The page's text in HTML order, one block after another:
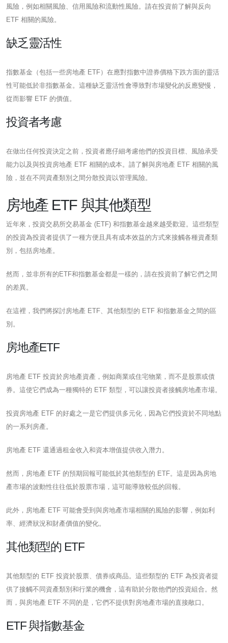
風險，例如相關風險、信用風險和流動性風險。請在投資前了解與反向
ETF 相關的風險。
缺乏靈活性
指數基金（包括一些房地產 ETF）在應對指數中證券價格下跌方面的靈活
性可能低於非指數基金。這種缺乏靈活性會導致對市場變化的反應變慢，
從而影響 ETF 的價值。
投資者考慮
在做出任何投資決定之前，投資者應仔細考慮他們的投資目標、風險承受
能力以及與投資房地產 ETF 相關的成本。請了解與房地產 ETF 相關的風
險，並在不同資產類別之間分散投資以管理風險。
房地產 ETF 與其他類型
近年來，投資交易所交易基金 (ETF) 和指數基金越來越受歡迎。這些類型
的投資為投資者提供了一種方便且具有成本效益的方式來接觸各種資產類
別，包括房地產。
然而，並非所有的ETF和指數基金都是一樣的，請在投資前了解它們之間
的差異。
在這裡，我們將探討房地產 ETF、其他類型的 ETF 和指數基金之間的區
別。
房地產ETF
房地產 ETF 投資於房地產資產，例如商業或住宅物業，而不是股票或債
券。這使它們成為一種獨特的 ETF 類型，可以讓投資者接觸房地產市場。
投資房地產 ETF 的好處之一是它們提供多元化，因為它們投資於不同地點
的一系列房產。
房地產 ETF 還通過租金收入和資本增值提供收入潛力。
然而，房地產 ETF 的預期回報可能低於其他類型的 ETF。這是因為房地
產市場的波動性往往低於股票市場，這可能導致較低的回報。
此外，房地產 ETF 可能會受到與房地產市場相關的風險的影響，例如利
率、經濟狀況和財產價值的變化。
其他類型的 ETF
其他類型的 ETF 投資於股票、債券或商品。這些類型的 ETF 為投資者提
供了接​​觸不同資產類別和行業的機會，這有助於分散他們的投資組合。然
而，與房地產 ETF 不同的是，它們不提供對房地產市場的直接敞口。
ETF 與指數基金